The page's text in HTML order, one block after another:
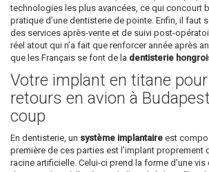
technologies les plus avancées, ce qui concourt
pratique d’une dentisterie de pointe. Enfin, il faut
des services après-vente et de suivi post-
réel atout qui n’a fait que renforcer année après
que les Français se font de la dentisterie
Votre implant en titane
retours en avion à
coup
En dentisterie, un système implantaire est
première de ces parties est l’implant proprement
racine artificielle. Celui-ci prend la forme d’une vis